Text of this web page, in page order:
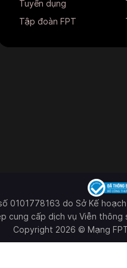
Tuyển dụng
Tập đoàn FPT
0101778163 do Sở Kế
cung cấp dịch vụ Viễn thông
Copyright 2026 © Mạng